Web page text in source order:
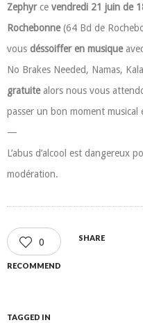
Zephyrce vendredi 21 juin de
Rochebonne(64 Bd de
vous déssoiffer en musique
No Brakes Needed, Namas,
gratuitealors nous vous
passer un bon moment musical
—
L’abus d’alcool est dangereux
modération.
0
RECOMMEND
SHARE
TAGGED IN